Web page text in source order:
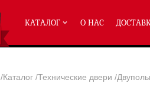
КАТАЛОГ О НАС
/Каталог /Технические двери /